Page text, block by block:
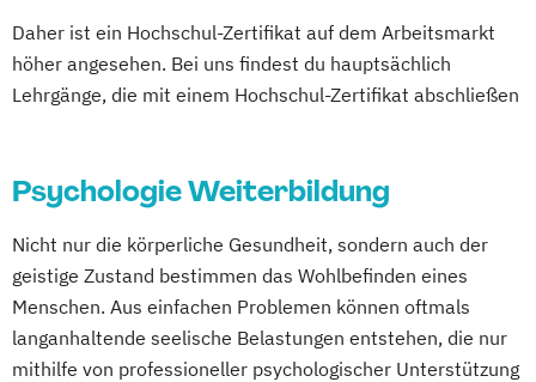
Daher ist ein Hochschul-Zertifikat auf dem Arbeitsmarkt
höher angesehen. Bei uns findest du hauptsächlich
Lehrgänge, die mit einem Hochschul-Zertifikat abschließen
Psychologie Weiterbildung
Nicht nur die körperliche Gesundheit, sondern auch der
geistige Zustand bestimmen das Wohlbefinden eines
Menschen. Aus einfachen Problemen können oftmals
langanhaltende seelische Belastungen entstehen, die nur
mithilfe von professioneller psychologischer Unterstützung